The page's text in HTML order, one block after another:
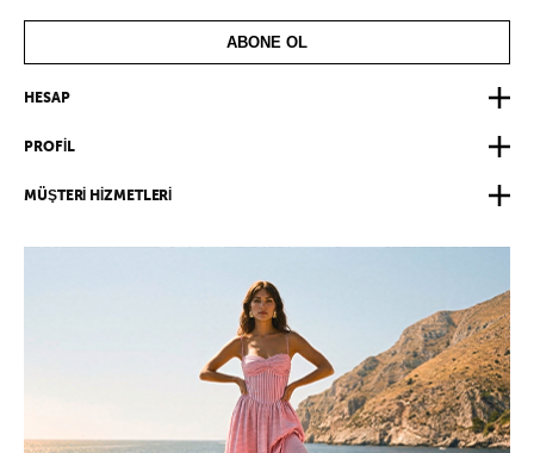
ABONE OL
HESAP
PROFİL
MÜŞTERİ HİZMETLERİ